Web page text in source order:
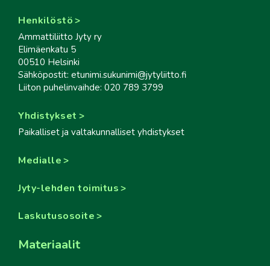
Henkilöstö
Ammattiliitto Jyty ry
Elimäenkatu 5
00510 Helsinki
Sähköpostit: etunimi.sukunimi@jytyliitto.fi
Liiton puhelinvaihde: 020 789 3799
Yhdistykset
Paikalliset ja valtakunnalliset yhdistykset
Medialle
Jyty-lehden toimitus
Laskutusosoite
Materiaalit